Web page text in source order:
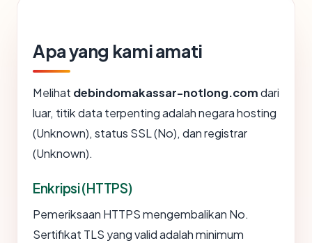
Apa yang kami amati
Melihat debindomakassar-notlong.comdari
luar, titik data terpenting adalah negara hosting
(Unknown), status SSL (No), dan registrar
(Unknown).
Enkripsi (HTTPS)
Pemeriksaan HTTPS mengembalikan No.
Sertifikat TLS yang valid adalah minimum